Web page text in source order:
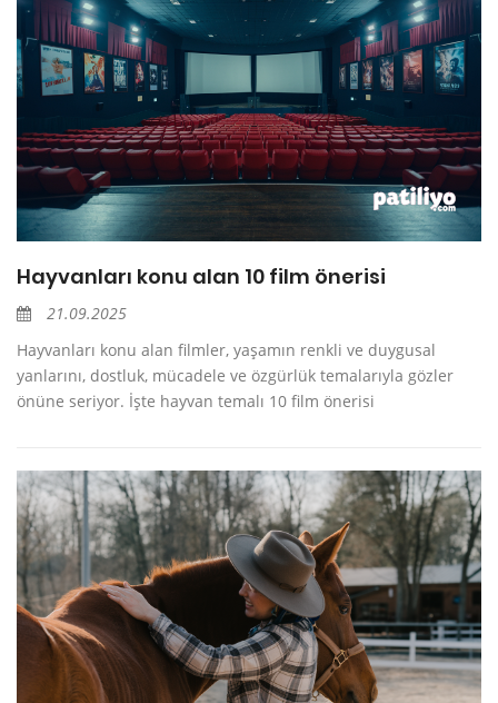
Hayvanları konu alan 10 film önerisi
21.09.2025
Hayvanları konu alan filmler, yaşamın renkli ve duygusal
yanlarını, dostluk, mücadele ve özgürlük temalarıyla gözler
önüne seriyor. İşte hayvan temalı 10 film önerisi